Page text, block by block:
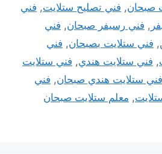
صبحان, فني تصليح ستلايت, فني
, فني رسيفر صبحان, فني
, فني ستلايت بصبحان, فني
, فني ستلايت هندي, فني ستلايت
فني ستلايت هندي صبحان, فني
, معلم ستلايت صبحان